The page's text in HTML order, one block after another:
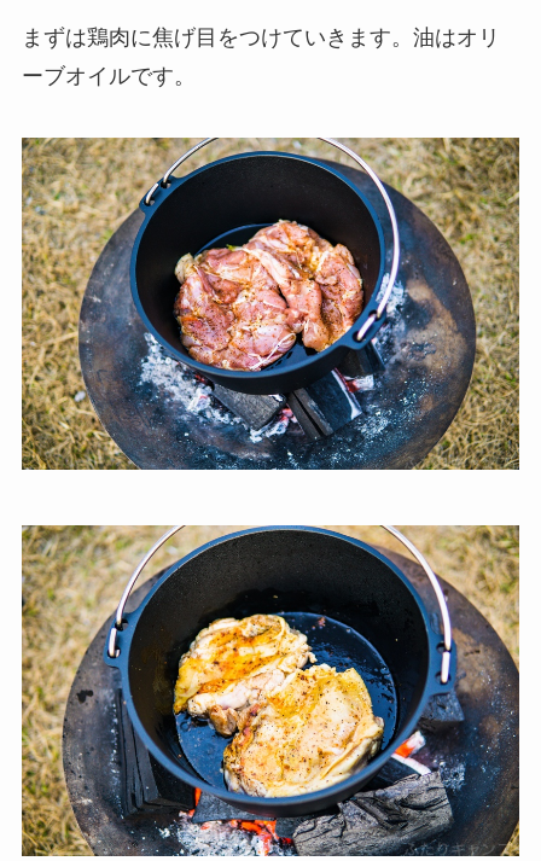
まずは鶏肉に焦げ目をつけていきます。油はオリ
ーブオイルです。